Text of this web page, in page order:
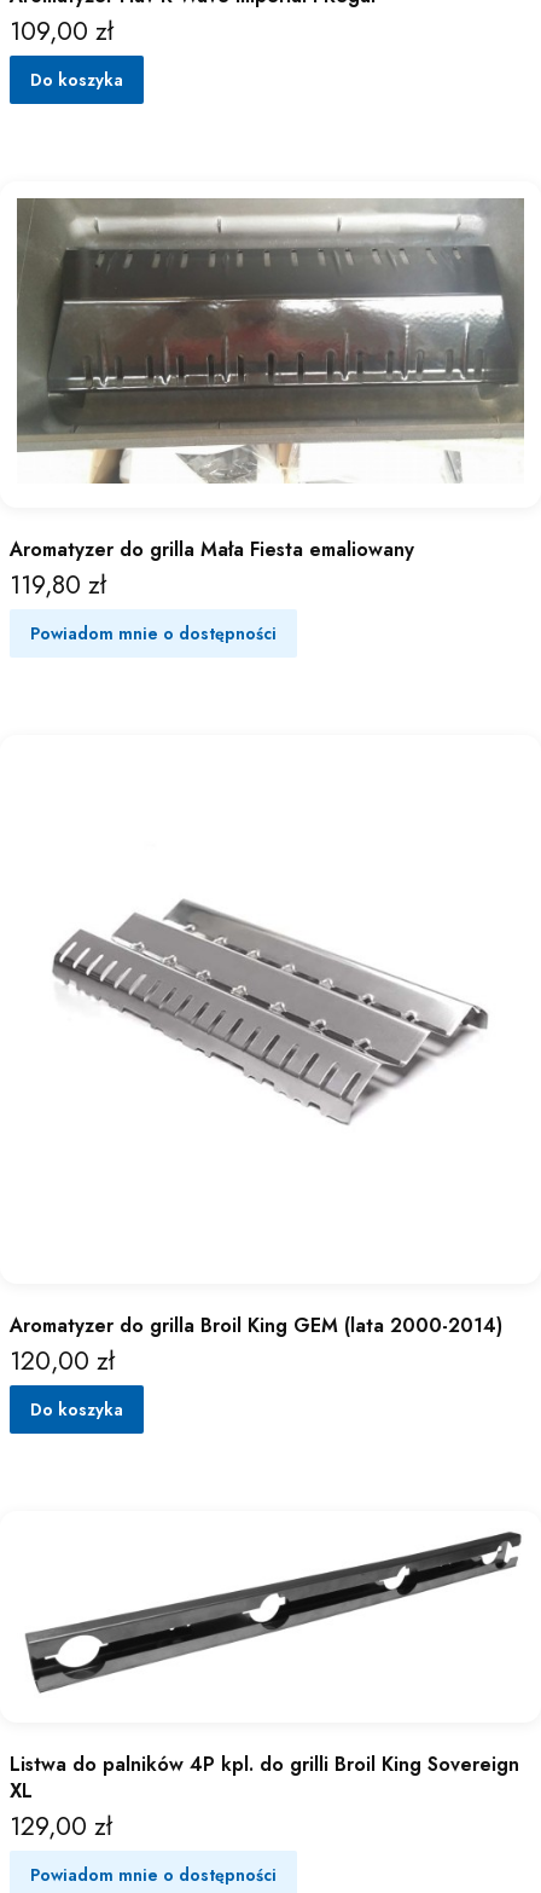
Cena
109,00 zł
Do koszyka
Aromatyzer do grilla Mała Fiesta emaliowany
Cena
119,80 zł
Powiadom mnie o dostępności
Aromatyzer do grilla Broil King GEM (lata 2000-2014)
Cena
120,00 zł
Do koszyka
Listwa do palników 4P kpl. do grilli Broil King Sovereign
XL
Cena
129,00 zł
Powiadom mnie o dostępności